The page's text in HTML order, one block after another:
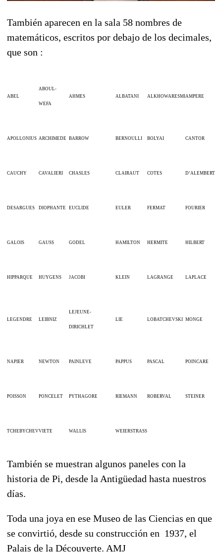
También aparecen en la sala 58 nombres de
matemáticos, escritos por debajo de los decimales,
que son :
ABEL
ABOUL-
WEFA
AHMES ALBATANI ALKHOWARESMIAMPERE
APOLLONIUS ARCHIMEDE BARROW BERNOULLI BOLYAI CANTOR
CAUCHY CAVALIERI CHASLES CLAIRAUT COTES D’ALEMBERT
DESARGUES DIOPHANTE EUCLIDE EULER FERMAT FOURIER
GALOIS GAUSS GODEL HAMILTON HERMITE HILBERT
HIPPARQUE HUYGENS JACOBI KLEIN LAGRANGE LAPLACE
LEGENDRE LEIBNIZ
LEJEUNE-
DIRICHLET
LIE LOBATCHEVSKI MONGE
NAPIER NEWTON PAINLEVE PAPPUS PASCAL POINCARE
POISSON PONCELET PYTHAGORE RIEMANN ROBERVAL STEINER
TCHEBYCHEVVIETE WALLIS WEIERSTRASS
También se muestran algunos paneles con la
historia de Pi, desde la Antigüedad hasta nuestros
días.
Toda una joya en ese Museo de las Ciencias en que
se convirtió, desde su construcción en 1937, el
Palais de la Découverte. AMJ